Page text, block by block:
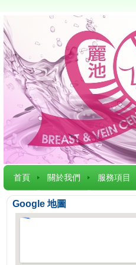
首頁 關於我們 服務項目
Google 地圖